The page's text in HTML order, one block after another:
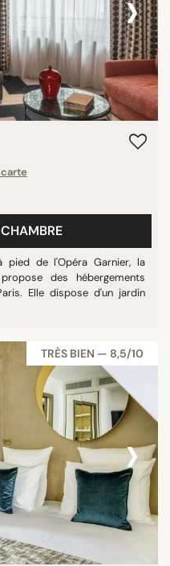
pied de l'Opéra Garnier, la
des hébergements
Elle dispose d'un jardin
TRÈS BIEN — 8,5/10
›